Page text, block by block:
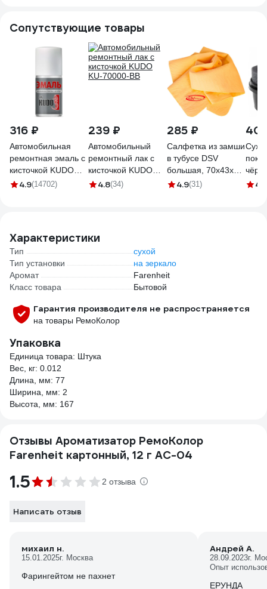
Сопутствующие товары
316 ₽
Автомобильная
ремонтная эмаль с
кисточкой KUDO
Белый 202 KU-
4.9(14702)
239 ₽
Автомобильный
ремонтный лак с
кисточкой KUDO
KU-70000-BB
4.8(34)
285 ₽
Салфетка из замши
в тубусе DSV
большая, 70х43х0.2
см R89001
4.9(31) 4.9
Характеристики
Тип
сухой
Тип установки
на зеркало
Аромат
Farenheit
Класс товара
Бытовой
Гарантия производителя не распространяется
на товары РемоКолор
Упаковка
Единица товара: Штука
Вес, кг: 0.012
Длина, мм: 77
Ширина, мм: 2
Высота, мм: 167
Отзывы Ароматизатор РемоКолор
Farenheit картонный, 12 г AC-04
1.5 2 отзыва
Написать отзыв
михаил н.
15.01.2025г. Москва
Фарингейтом не пахнет
Андрей А.
28.09.2023г.
Опыт
ЕРУНДА